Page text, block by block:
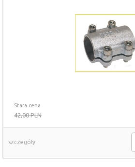
Stara cena
42,00 PLN
szczegóły